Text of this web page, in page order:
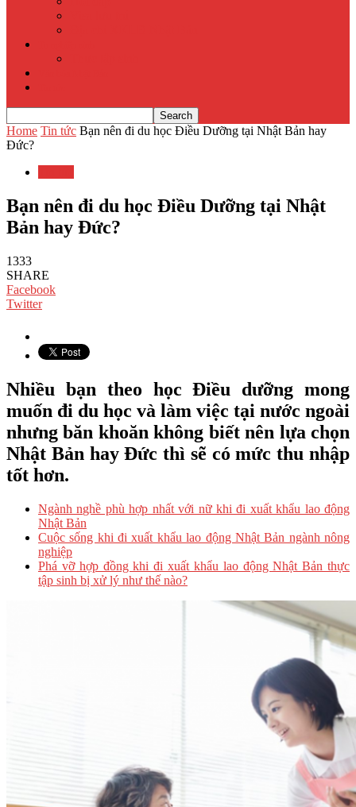
Home Tin tức Bạn nên đi du học Điều Dưỡng tại Nhật Bản hay
Đức?
Bạn nên đi du học Điều Dưỡng tại Nhật
Bản hay Đức?
1333
SHARE
Facebook
Twitter
Nhiều bạn theo học Điều dưỡng mong
muốn đi du học và làm việc tại nước ngoài
nhưng băn khoăn không biết nên lựa chọn
Nhật Bản hay Đức thì sẽ có mức thu nhập
tốt hơn.
Ngành nghề phù hợp nhất với nữ khi đi xuất khẩu lao động
Nhật Bản
Cuộc sống khi đi xuất khẩu lao động Nhật Bản ngành nông
nghiệp
Phá vỡ hợp đồng khi đi xuất khẩu lao động Nhật Bản thực
tập sinh bị xử lý như thế nào?